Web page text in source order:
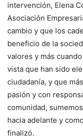
intervención, Elena
Asociación
cambio y que los
beneficio de la
valores y más
vista que han sido
ciudadanía, y que
pasión y con
comunidad,
hacia adelante y
finalizó.